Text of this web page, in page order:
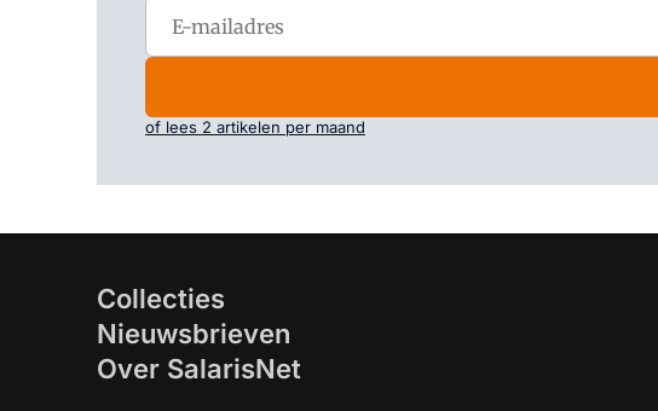
of lees 2 artikelen per maand
Collecties
Nieuwsbrieven
Over SalarisNet